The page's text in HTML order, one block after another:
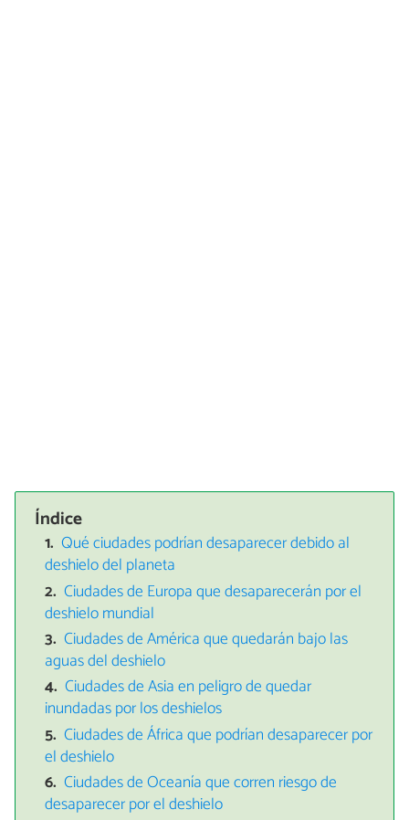
Índice
Qué ciudades podrían desaparecer debido al
deshielo del planeta
Ciudades de Europa que desaparecerán por el
deshielo mundial
Ciudades de América que quedarán bajo las
aguas del deshielo
Ciudades de Asia en peligro de quedar
inundadas por los deshielos
Ciudades de África que podrían desaparecer por
el deshielo
Ciudades de Oceanía que corren riesgo de
desaparecer por el deshielo